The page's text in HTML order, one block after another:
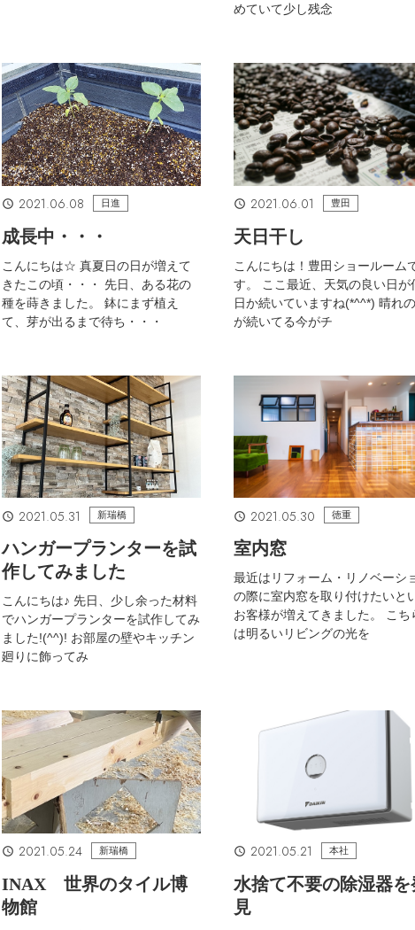
めていて少し残念
2021.06.08 日進
成長中・・・
こんにちは☆ 真夏日の日が増えて
きたこの頃・・・ 先日、ある花の
種を蒔きました。 鉢にまず植え
て、芽が出るまで待ち・・・
2021.06.01 豊田
天日干し
こんにちは！豊田ショールーム
す。 ここ最近、天気の良い日が
日か続いていますね(*^^*) 晴れ
が続いてる今がチ
2021.05.31 新瑞橋
ハンガープランターを試
作してみました
こんにちは♪ 先日、少し余った材料
でハンガープランターを試作してみ
ました!(^^)! お部屋の壁やキッチン
廻りに飾ってみ
2021.05.30 徳重
室内窓
最近はリフォーム・リノベーシ
の際に室内窓を取り付けたいと
お客様が増えてきました。 こち
は明るいリビングの光を
2021.05.24 新瑞橋
INAX 世界のタイル博
物館
2021.05.21 本社
水捨て不要の除湿器を
見